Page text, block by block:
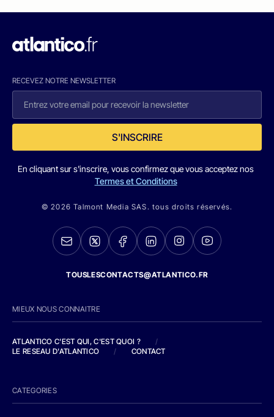
RECEVEZ NOTRE NEWSLETTER
S'INSCRIRE
En cliquant sur s'inscrire, vous confirmez que vous acceptez nos
Termes et Conditions
© 2026 Talmont Media SAS. tous droits réservés.
TOUSLESCONTACTS@ATLANTICO.FR
MIEUX NOUS CONNAITRE
ATLANTICO C'EST QUI, C'EST QUOI ?
/
LE RESEAU D'ATLANTICO
/ CONTACT
CATEGORIES